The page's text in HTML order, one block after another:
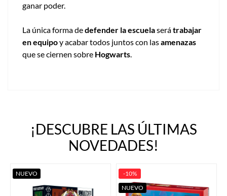
ganar poder.
La única forma dedefender la escuelaserátrabajar
en equipoy acabar todos juntos con lasamenazas
que se ciernen sobre Hogwarts.
¡DESCUBRE LAS ÚLTIMAS
NOVEDADES!
NUEVO
-10%
NUEVO